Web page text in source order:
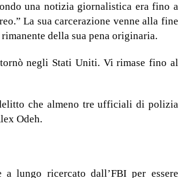
una notizia giornalistica era fino a
La sua carcerazione venne alla fine
della sua pena originaria.
negli Stati Uniti. Vi rimase fino al
che almeno tre ufficiali di polizia
Odeh.
lungo ricercato dall’FBI per essere